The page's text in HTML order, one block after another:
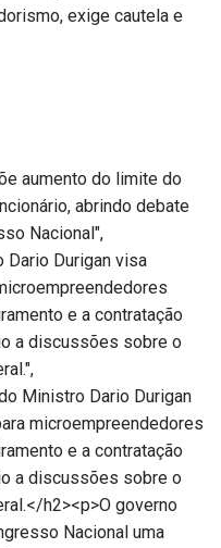
exige cautela e
aumento do limite do
abrindo debate
Nacional",
Dario Durigan visa
e a contratação
a discussões sobre o
Ministro Dario Durigan
microempreendedores
e a contratação
a discussões sobre o
h2><p>O governo
Nacional uma